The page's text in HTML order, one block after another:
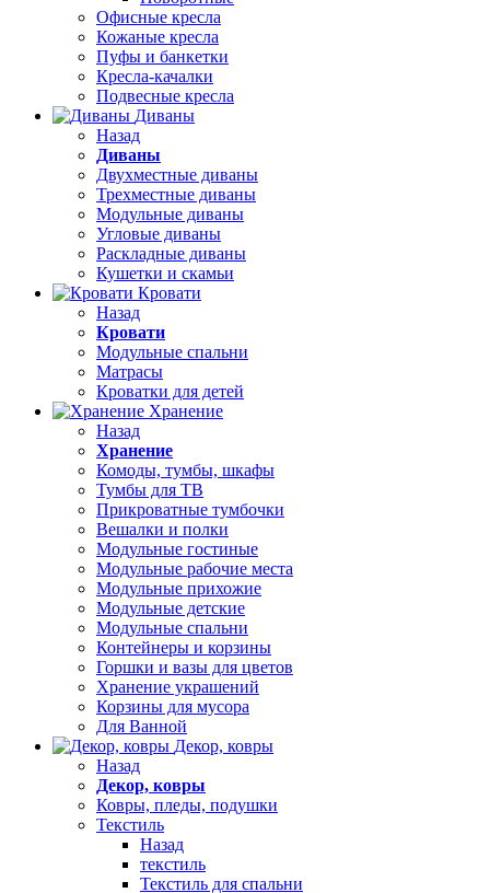
Офисные кресла
Кожаные кресла
Пуфы и банкетки
Кресла-качалки
Подвесные кресла
Диваны
Назад
Диваны
Двухместные диваны
Трехместные диваны
Модульные диваны
Угловые диваны
Раскладные диваны
Кушетки и скамьи
Кровати
Назад
Кровати
Модульные спальни
Матрасы
Кроватки для детей
Хранение
Назад
Хранение
Комоды, тумбы, шкафы
Тумбы для ТВ
Прикроватные тумбочки
Вешалки и полки
Модульные гостиные
Модульные рабочие места
Модульные прихожие
Модульные детские
Модульные спальни
Контейнеры и корзины
Горшки и вазы для цветов
Хранение украшений
Корзины для мусора
Для Ванной
Декор, ковры
Назад
Декор, ковры
Ковры, пледы, подушки
Текстиль
Назад
текстиль
Текстиль для спальни